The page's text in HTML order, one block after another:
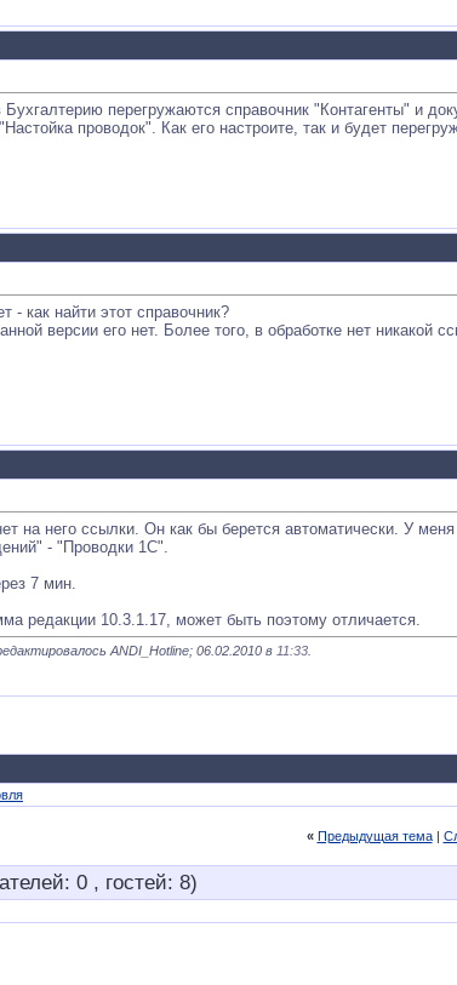
Бухгалтерию перегружаются справочник "Контагенты" и
проводок". Как его настроите, так и будет
- как найти этот справочник?
версии его нет. Более того, в обработке нет никакой
на него ссылки. Он как бы берется автоматически. У
- "Проводки 1С".
7 мин.
редакции 10.3.1.17, может быть поэтому отличается.
ANDI_Hotline; 06.02.2010 в 11:33
« Предыдущая тема|
0 , гостей: 8)